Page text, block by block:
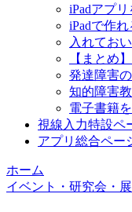
iPadアプ
iPadで作
入れてお
【まとめ
発達障害
知的障害
電子書籍
視線入力特設ペ
アプリ総合ペー
ホーム
イベント・研究会・